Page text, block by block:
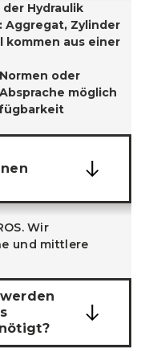
Hydraulik
Aggregat, Zylinder
kommen aus einer
oder
möglich
Wir
und mittlere